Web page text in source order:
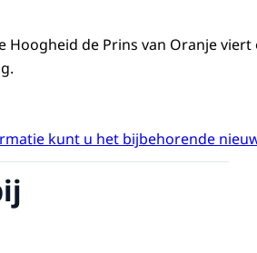
Hoogheid de Prins van Oranje viert
kunt u het bijbehorende